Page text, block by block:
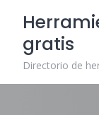
contentgratis
Directorio de